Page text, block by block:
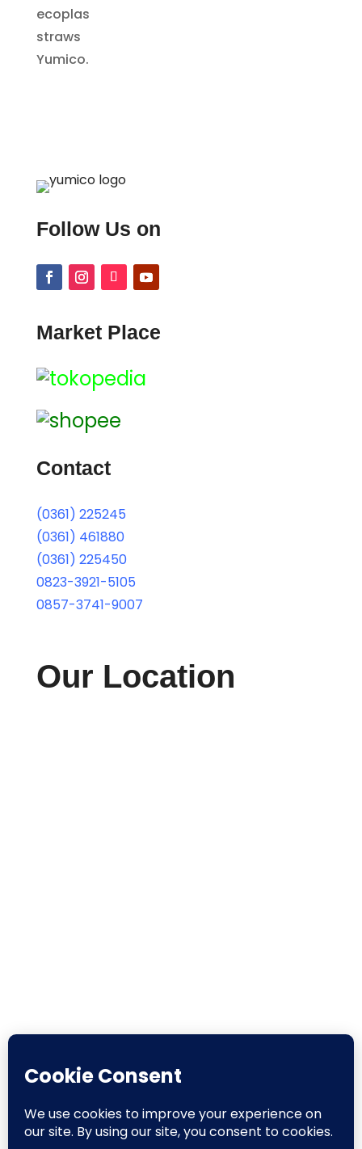
Follow Us on
Market Place
Contact
(0361) 225245
(0361) 461880
(0361) 225450
0823-3921-5105
0857-3741-9007
Our Location